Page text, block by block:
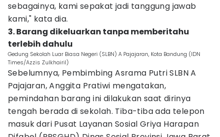
sebagainya, kami sepakat jadi tanggung jawab
kami," kata dia.
3. Barang dikeluarkan tanpa memberitahu
terlebih dahulu
Gedung Sekolah Luar Biasa Negeri (SLBN) A Pajajaran, Kota Bandung (IDN
Times/Azzis Zulkhairil)
Sebelumnya, Pembimbing Asrama Putri SLBN A
Pajajaran, Anggita Pratiwi mengatakan,
pemindahan barang ini dilakukan saat dirinya
tengah berada di sekolah. Tiba-tiba ada telepon
masuk dari Pusat Layanan Sosial Griya Harapan